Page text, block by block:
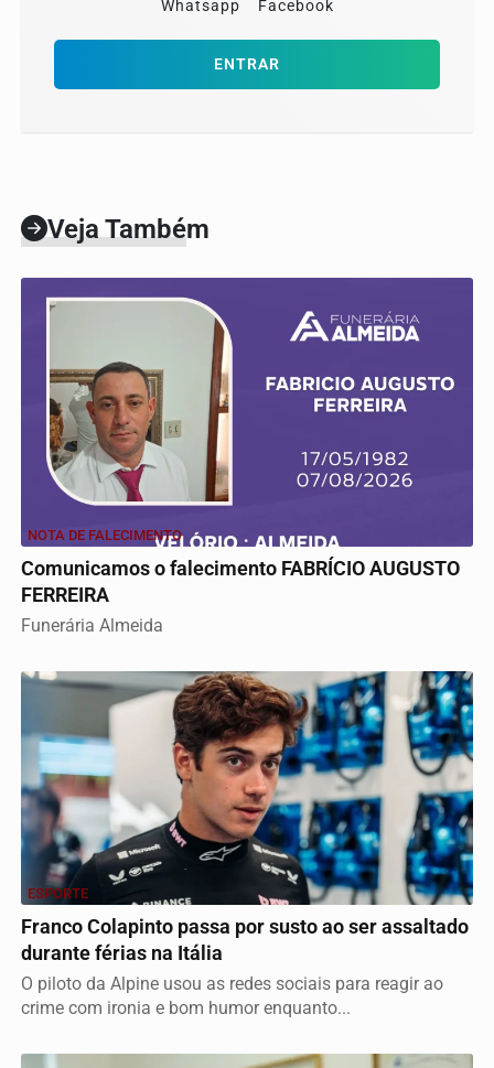
Whatsapp Facebook
ENTRAR
Veja Também
NOTA DE FALECIMENTO
Comunicamos o falecimento FABRÍCIO AUGUSTO
FERREIRA
Funerária Almeida
ESPORTE
Franco Colapinto passa por susto ao ser assaltado
durante férias na Itália
O piloto da Alpine usou as redes sociais para reagir ao
crime com ironia e bom humor enquanto...